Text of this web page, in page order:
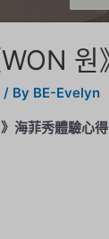
/ By BE-Evelyn
海菲秀體驗心